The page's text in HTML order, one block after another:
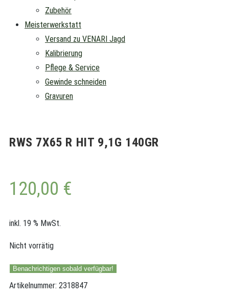
Zubehör
Meisterwerkstatt
Versand zu VENARI Jagd
Kalibrierung
Pflege & Service
Gewinde schneiden
Gravuren
RWS 7X65 R HIT 9,1G 140GR
120,00 €
inkl. 19 % MwSt.
Nicht vorrätig
Benachrichtigen sobald verfügbar!
Artikelnummer: 2318847